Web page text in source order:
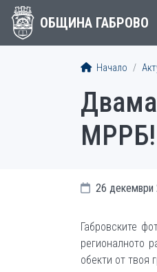
ОБЩИНА ГАБРОВО
Начало
Двама
МРРБ!
26 декември
Габровските
регионалното
обекти от твоя